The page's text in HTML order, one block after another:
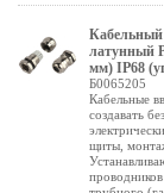
Кабельный
латунный
мм) IP68
Б0065205
Кабельные
создавать
щиты,